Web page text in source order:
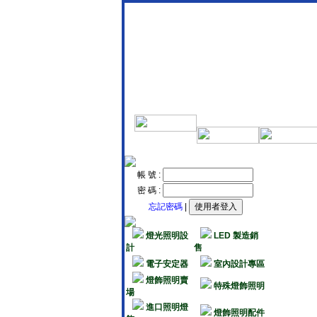
帳 號 :
密 碼 :
忘記密碼|
燈光照明設
計
LED 製造銷
售
電子安定器
室內設計專區
燈飾照明賣
場
特殊燈飾照明
進口照明燈
燈飾照明配件